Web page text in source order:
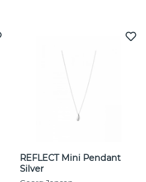
REFLECT Mini Pendant
Silver